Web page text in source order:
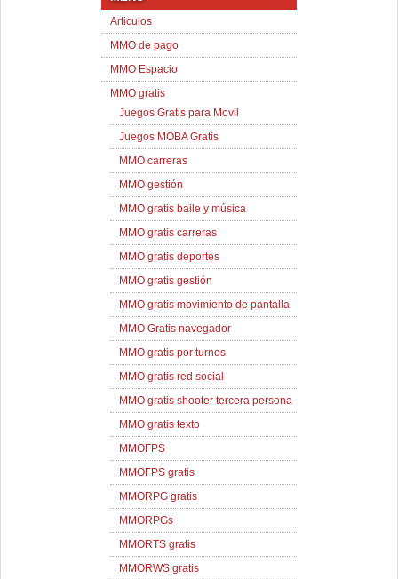
Articulos
MMO de pago
MMO Espacio
MMO gratis
Juegos Gratis para Movil
Juegos MOBA Gratis
MMO carreras
MMO gestión
MMO gratis baile y música
MMO gratis carreras
MMO gratis deportes
MMO gratis gestión
MMO gratis movimiento de pantalla
MMO Gratis navegador
MMO gratis por turnos
MMO gratis red social
MMO gratis shooter tercera persona
MMO gratis texto
MMOFPS
MMOFPS gratis
MMORPG gratis
MMORPGs
MMORTS gratis
MMORWS gratis